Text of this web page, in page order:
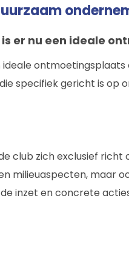
er nu een ideale
specifiek gericht is op
club zich exclusief
milieuaspecten, maar
inzet en concrete